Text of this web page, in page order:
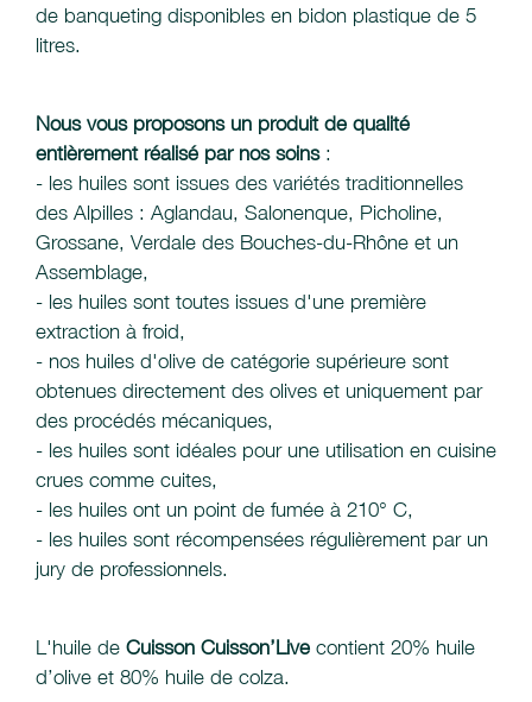
de banqueting disponibles en bidon plastique de 5
litres.
Nous vous proposons un produit de qualité
entièrement réalisé par nos soins:
- les huiles sont issues des variétés traditionnelles
des Alpilles : Aglandau, Salonenque, Picholine,
Grossane, Verdale des Bouches-du-Rhône et un
Assemblage,
- les huiles sont toutes issues d'une première
extraction à froid,
- nos huiles d'olive de catégorie supérieure sont
obtenues directement des olives et uniquement par
des procédés mécaniques,
- les huiles sont idéales pour une utilisation en cuisine
crues comme cuites,
- les huiles ont un point de fumée à 210° C,
- les huiles sont récompensées régulièrement par un
jury de professionnels.
L'huile de Cuisson Cuisson’Live contient 20% huile
d’olive et 80% huile de colza.